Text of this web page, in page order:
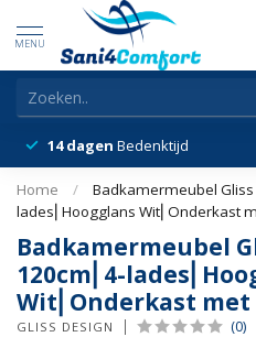
MENU
14 dagen Bedenktijd
Home /
Badkamermeubel
lades⎢Hoogglans Wit⎢Onderkast
Badkamermeubel
120cm⎢4-
Wit⎢Onderkast
GLISS DESIGN (0)